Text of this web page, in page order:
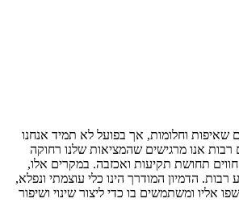
שאיפות וחלומות, אך בפועל לא תמיד אנחנו
אנו מרגישים שהמציאות שלנו רחוקה
תחושת תקיעות ואכזבה. במקרים אלו,
רבות. הדמיון המודרך הינו כלי עוצמתי ונפלא,
אליו ומשתמשים בו כדי ליצור שינוי ושיפור